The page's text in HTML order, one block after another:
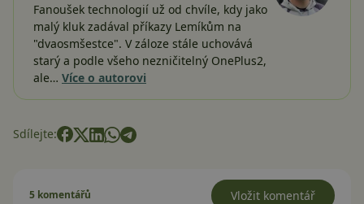
Fanoušek technologií už od chvíle, kdy jako
malý kluk zadával příkazy Lemíkům na
"dvaosmšestce". V záloze stále uchovává
starý a podle všeho nezničitelný OnePlus2,
ale… Více o autorovi
Sdílejte:
5 komentářů Vložit komentář